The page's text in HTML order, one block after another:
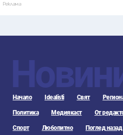
Реклама
Начало Idealisti Свят
Политика Медиякаст От
Спорт Любопитно Поглед назад